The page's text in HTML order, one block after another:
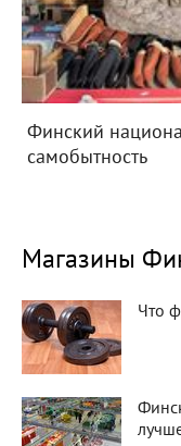
Финский
самобытность
Магазины
Что